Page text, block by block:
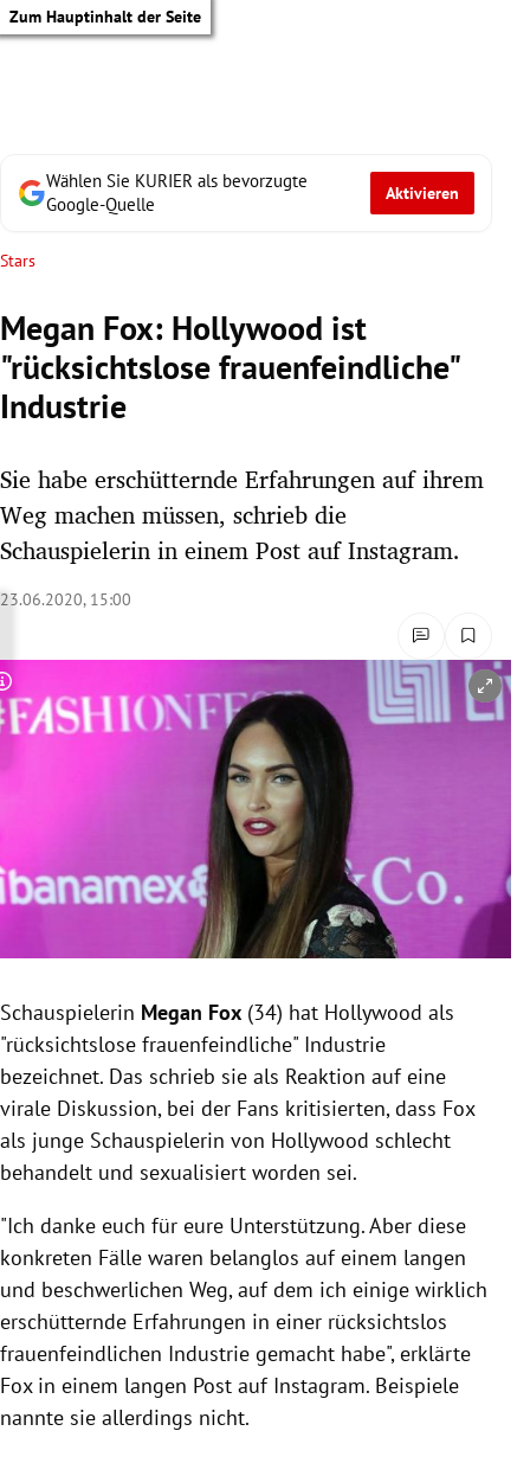
Zum Hauptinhalt der Seite
Untermenü
Untermenü
Untermenü
Untermenü
Untermenü
Untermenü
Untermenü
Wählen Sie KURIER als bevorzugte
Google-Quelle
Aktivieren
Stars
Megan Fox: Hollywood ist
"rücksichtslose frauenfeindliche"
Industrie
Sie habe erschütternde Erfahrungen auf ihrem
Weg machen müssen, schrieb die
Schauspielerin in einem Post auf Instagram.
23.06.2020, 15:00
Copyright-Hinweis öffnen/schließen
Schauspielerin Megan Fox (34) hat Hollywood als
"rücksichtslose frauenfeindliche" Industrie
bezeichnet. Das schrieb sie als Reaktion auf eine
virale Diskussion, bei der Fans kritisierten, dass Fox
als junge Schauspielerin von Hollywood schlecht
behandelt und sexualisiert worden sei.
"Ich danke euch für eure Unterstützung. Aber diese
konkreten Fälle waren belanglos auf einem langen
und beschwerlichen Weg, auf dem ich einige wirklich
erschütternde Erfahrungen in einer rücksichtslos
frauenfeindlichen Industrie gemacht habe", erklärte
Fox in einem langen Post auf Instagram. Beispiele
nannte sie allerdings nicht.